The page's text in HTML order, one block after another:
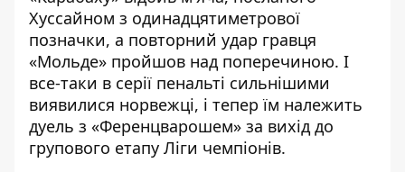
Хуссайном з одинадцятиметрової
позначки, а повторний удар гравця
«Мольде» пройшов над поперечиною. І
все-таки в серії пенальті сильнішими
виявилися норвежці, і тепер їм належить
дуель з «Ференцварошем» за вихід до
групового етапу Ліги чемпіонів.